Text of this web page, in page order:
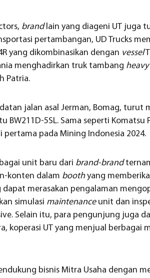
brandlain yang diageni UT juga
pertambangan, UD Trucks
yang dikombinasikan dengan vessel
menghadirkan truk tambang
Patria.
jalan asal Jerman, Bomag, turut
BW211D-5SL. Sama seperti
pertama pada Mining Indonesia 2024.
unit baru dari brand-brand
konten dalam boothyang
merasakan pengalaman
simulasi maintenance unit dan
Selain itu, para pengunjung juga
koperasi UT yang menjual berbagai
bisnis Mitra Usaha dengan